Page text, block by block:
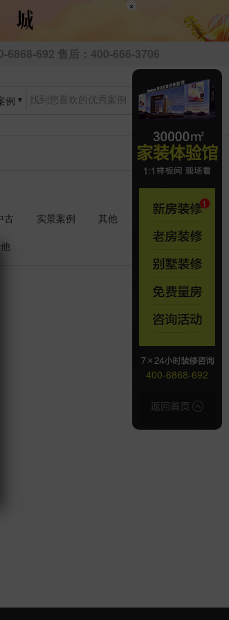
×
6868-692 售后：400-666-3706
例
古 实景案例
其他
1
400-6868-692